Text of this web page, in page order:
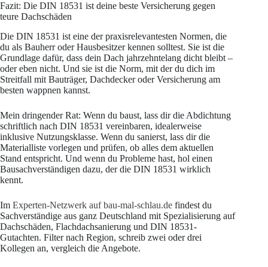
Fazit: Die DIN 18531 ist deine beste Versicherung gegen
teure Dachschäden
Die DIN 18531 ist eine der praxisrelevantesten Normen, die
du als Bauherr oder Hausbesitzer kennen solltest. Sie ist die
Grundlage dafür, dass dein Dach jahrzehntelang dicht bleibt –
oder eben nicht. Und sie ist die Norm, mit der du dich im
Streitfall mit Bauträger, Dachdecker oder Versicherung am
besten wappnen kannst.
Mein dringender Rat: Wenn du baust, lass dir die Abdichtung
schriftlich nach DIN 18531 vereinbaren, idealerweise
inklusive Nutzungsklasse. Wenn du sanierst, lass dir die
Materialliste vorlegen und prüfen, ob alles dem aktuellen
Stand entspricht. Und wenn du Probleme hast, hol einen
Bausachverständigen dazu, der die DIN 18531 wirklich
kennt.
Im Experten-Netzwerk auf bau-mal-schlau.de findest du
Sachverständige aus ganz Deutschland mit Spezialisierung auf
Dachschäden, Flachdachsanierung und DIN 18531-
Gutachten. Filter nach Region, schreib zwei oder drei
Kollegen an, vergleich die Angebote.